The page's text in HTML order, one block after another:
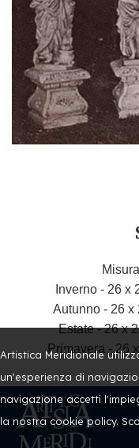
Artistica Meridionale
un'esperienza di
navigazione accetti
la nostra cookie policy.
Inverno - 26 x
Autunno - 26 x
Estate -26 x
Primavera - 26